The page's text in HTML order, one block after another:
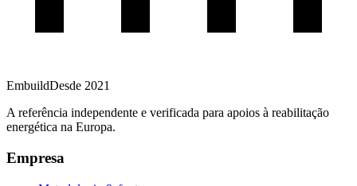
EmbuildDesde 2021
A referência independente e verificada para apoios à reabilitação
energética na Europa.
Empresa